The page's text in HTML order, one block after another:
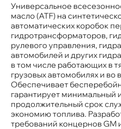
Универсальное
масло (ATF) на
автоматических коробок
идротрансформаторов,
рулевого управления,
автомобилей и других
том числе работающих в
рузовых автомобилях и во
Обеспечивает
арантирует минимальный
продолжительный срок
экономию топлива.
требований концернов GM
Бренд
Mannol
Тип масла
Объем
1л
Артикул
1335/MN8206-1
Применение
АКПП, ГУР